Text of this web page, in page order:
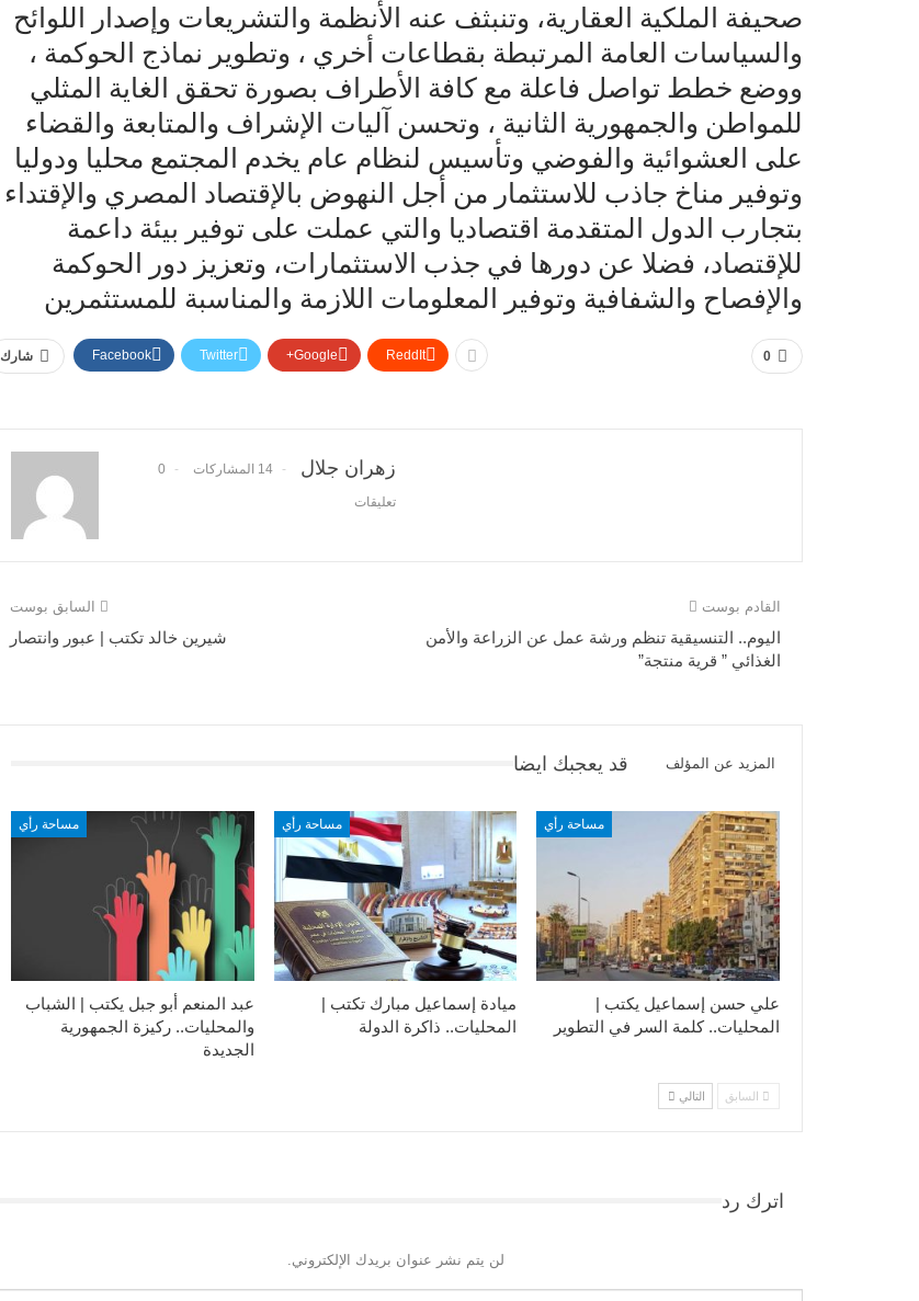
صحيفة الملكية العقارية، وتنبثف عنه الأنظمة والتشريعات وإصدار اللوائح
والسياسات العامة المرتبطة بقطاعات أخري ، وتطوير نماذج الحوكمة ،
ووضع خطط تواصل فاعلة مع كافة الأطراف بصورة تحقق الغاية المثلي
للمواطن والجمهورية الثانية ، وتحسن آليات الإشراف والمتابعة والقضاء
على العشوائية والفوضي وتأسيس لنظام عام يخدم المجتمع محليا ودوليا
وتوفير مناخ جاذب للاستثمار من أجل النهوض بالإقتصاد المصري والإقتداء
بتجارب الدول المتقدمة اقتصاديا والتي عملت على توفير بيئة داعمة
للإقتصاد، فضلا عن دورها في جذب الاستثمارات، وتعزيز دور الحوكمة
والإفصاح والشفافية وتوفير المعلومات اللازمة والمناسبة للمستثمرين
0 شارك Facebook Twitter Google+ ReddIt
زهران جلال 14 المشاركات 0
تعليقات
السابق بوست
شيرين خالد تكتب | عبور وانتصار
القادم بوست
اليوم.. التنسيقية تنظم ورشة عمل عن الزراعة والأمن
الغذائي ” قرية منتجة”
قد يعجبك ايضا المزيد عن المؤلف
مساحة رأي
عبد المنعم أبو جبل يكتب | الشباب
والمحليات.. ركيزة الجمهورية
الجديدة
مساحة رأي
ميادة إسماعيل مبارك تكتب |
المحليات.. ذاكرة الدولة
مساحة رأي
علي حسن إسماعيل يكتب |
المحليات.. كلمة السر في التطوير​
السابق التالي
اترك رد
لن يتم نشر عنوان بريدك الإلكتروني.